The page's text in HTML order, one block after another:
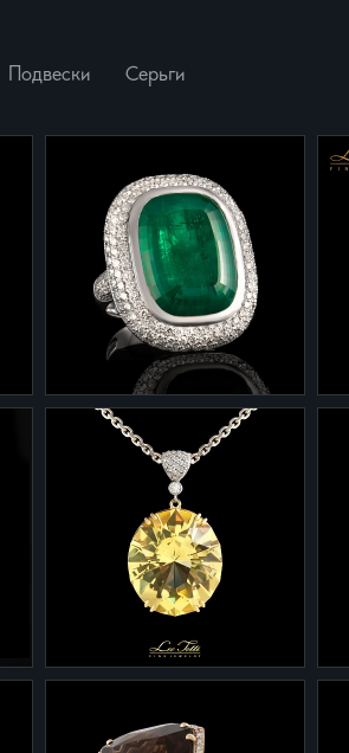
Подвески Серьги
Кольцо из коллекции
"Эксклюзив" 1-0093
Белое золото 585 - 22,85
Изумруд, бриллианты
3-353/2